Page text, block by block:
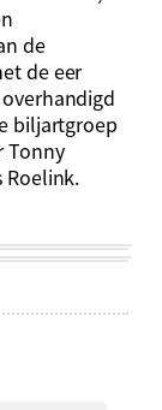
de
de eer
biljartgroep
Tonny
Roelink.